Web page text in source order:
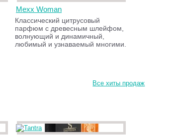
Mexx Woman
Классический цитрусовый
парфюм с древесным шлейфом,
волнующий и динамичный,
любимый и узнаваемый многими.
Все хиты продаж